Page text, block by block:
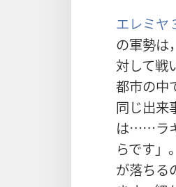
エレミヤ
の軍勢は
対して戦
都市の中
同じ出来
は……ラ
らです」
が落ちる